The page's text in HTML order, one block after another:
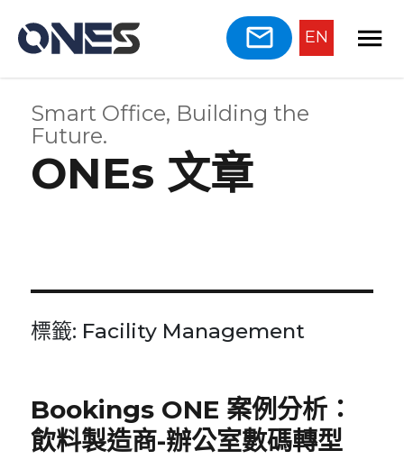
EN
Smart Office, Building the
Future.
ONEs 文章
標籤: Facility Management
Bookings ONE 案例分析：
飲料製造商-辦公室數碼轉型